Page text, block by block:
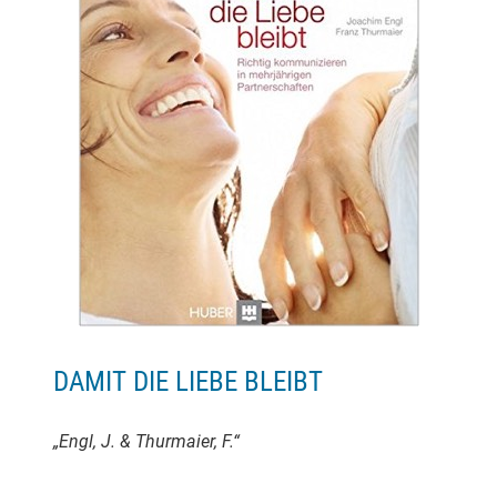
DAMIT DIE LIEBE BLEIBT
„Engl, J. & Thurmaier, F.“